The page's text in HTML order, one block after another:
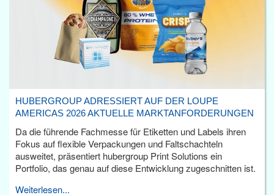
HUBERGROUP ADRESSIERT AUF DER LOUPE
AMERICAS 2026 AKTUELLE MARKTANFORDERUNGEN
Da die führende Fachmesse für Etiketten und Labels ihren
Fokus auf flexible Verpackungen und Faltschachteln
ausweitet, präsentiert hubergroup Print Solutions ein
Portfolio, das genau auf diese Entwicklung zugeschnitten ist.
Weiterlesen...